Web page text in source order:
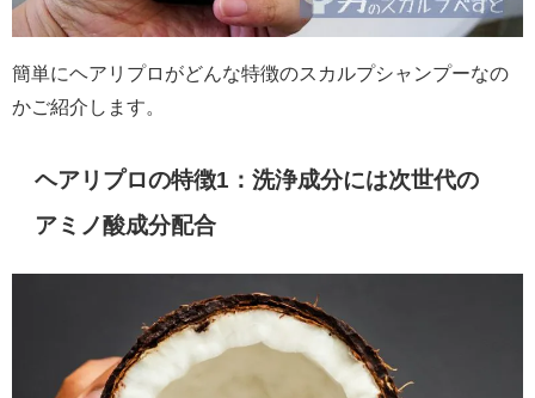
簡単にヘアリプロがどんな特徴のスカルプシャンプーなの
かご紹介します。
ヘアリプロの特徴1：洗浄成分には次世代の
アミノ酸成分配合